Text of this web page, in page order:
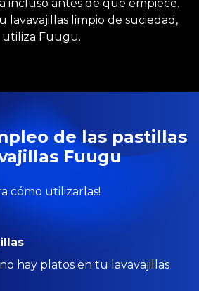
incluso antes de que empiece.
lavavajillas limpio de suciedad,
utiliza Fuugu.
de las pastillas
Fuugu
cómo utilizarlas!
hay platos en tu lavavajillas